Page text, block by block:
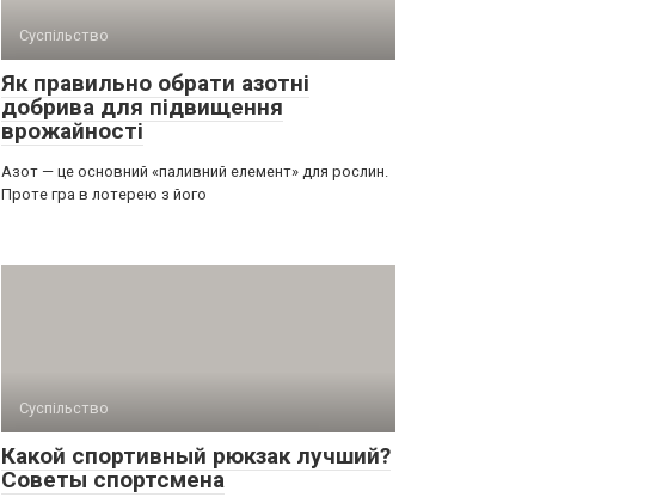
Суспільство
Як правильно обрати азотні
добрива для підвищення
врожайності
Азот — це основний «паливний елемент» для рослин.
Проте гра в лотерею з його
Суспільство
Какой спортивный рюкзак лучший?
Советы спортсмена